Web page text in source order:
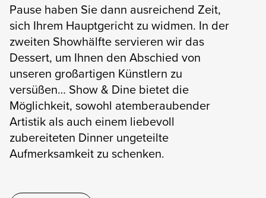
Pause haben Sie dann ausreichend Zeit,
sich Ihrem Hauptgericht zu widmen. In der
zweiten Showhälfte servieren wir das
Dessert, um Ihnen den Abschied von
unseren großartigen Künstlern zu
versüßen… Show & Dine bietet die
Möglichkeit, sowohl atemberaubender
Artistik als auch einem liebevoll
zubereiteten Dinner ungeteilte
Aufmerksamkeit zu schenken.